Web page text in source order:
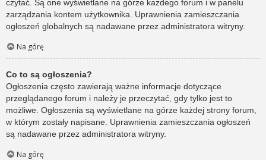
czytać. Są one wyświetlane na górze każdego forum i w panelu
zarządzania kontem użytkownika. Uprawnienia zamieszczania
ogłoszeń globalnych są nadawane przez administratora witryny.
Na górę
Co to są ogłoszenia?
Ogłoszenia często zawierają ważne informacje dotyczące
przeglądanego forum i należy je przeczytać, gdy tylko jest to
możliwe. Ogłoszenia są wyświetlane na górze każdej strony forum,
w którym zostały napisane. Uprawnienia zamieszczania ogłoszeń
są nadawane przez administratora witryny.
Na górę